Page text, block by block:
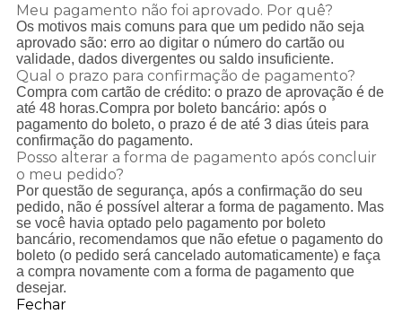
Meu pagamento não foi aprovado. Por quê?
Os motivos mais comuns para que um pedido não seja
aprovado são: erro ao digitar o número do cartão ou
validade, dados divergentes ou saldo insuficiente.
Qual o prazo para confirmação de pagamento?
Compra com cartão de crédito: o prazo de aprovação é de
até 48 horas.Compra por boleto bancário: após o
pagamento do boleto, o prazo é de até 3 dias úteis para
confirmação do pagamento.
Posso alterar a forma de pagamento após concluir
o meu pedido?
Por questão de segurança, após a confirmação do seu
pedido, não é possível alterar a forma de pagamento. Mas
se você havia optado pelo pagamento por boleto
bancário, recomendamos que não efetue o pagamento do
boleto (o pedido será cancelado automaticamente) e faça
a compra novamente com a forma de pagamento que
desejar.
Fechar